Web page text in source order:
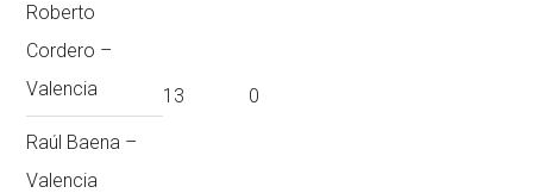
Roberto
Cordero –
Valencia
13 0
Raúl Baena –
Valencia